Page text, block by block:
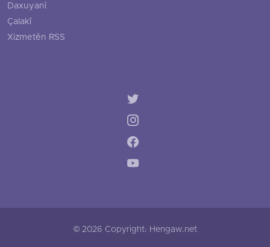
Daxuyanî
Çalakî
Xizmetên RSS
© 2026 Copyright: Hengaw.net